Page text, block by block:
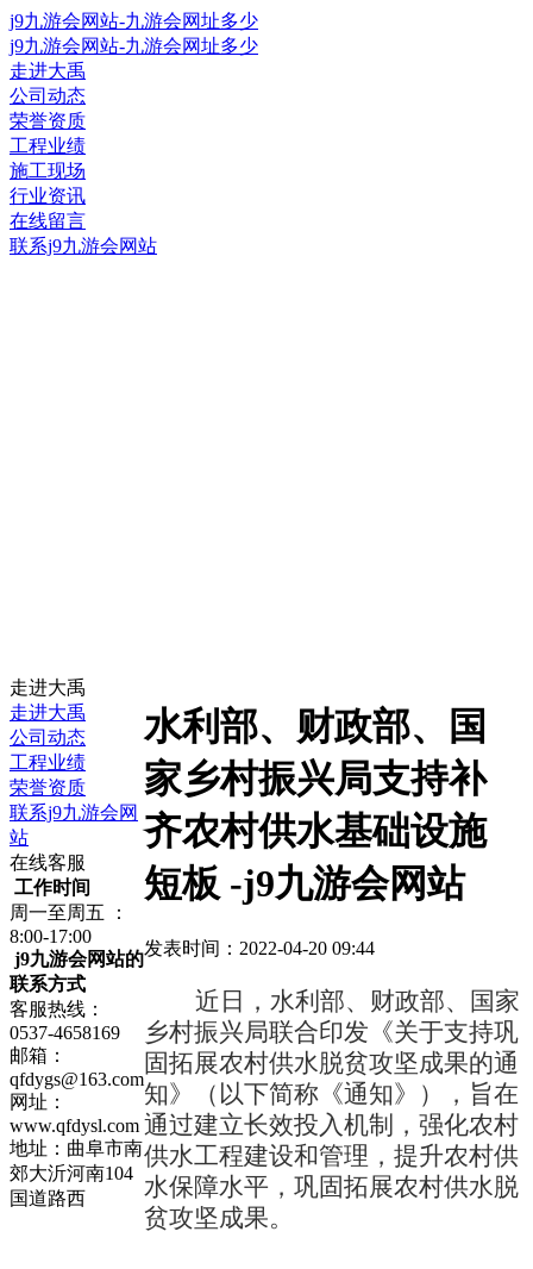
j9九游会网站-九游会网址多少
j9九游会网站-九游会网址多少
走进大禹
公司动态
荣誉资质
工程业绩
施工现场
行业资讯
在线留言
联系j9九游会网站
走进大禹
走进大禹
公司动态
工程业绩
荣誉资质
联系j9九游会网
站
在线客服
工作时间
周一至周五 ：
8:00-17:00
j9九游会网站的
联系方式
客服热线：
0537-4658169
邮箱：
qfdygs@163.com
网址：
www.qfdysl.com
地址：曲阜市南
郊大沂河南104
国道路西
水利部、财政部、国
家乡村振兴局支持补
齐农村供水基础设施
短板 -j9九游会网站
发表时间：2022-04-20 09:44
近日，水利部、财政部、国家
乡村振兴局联合印发《关于支持巩
固拓展农村供水脱贫攻坚成果的通
知》（以下简称《通知》），旨在
通过建立长效投入机制，强化农村
供水工程建设和管理，提升农村供
水保障水平，巩固拓展农村供水脱
贫攻坚成果。